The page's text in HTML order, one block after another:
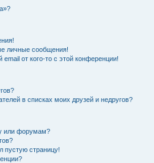
личные сообщения!
от кого-то с этой конференции!
в списках моих друзей и недругов?
или форумам?
пустую страницу!